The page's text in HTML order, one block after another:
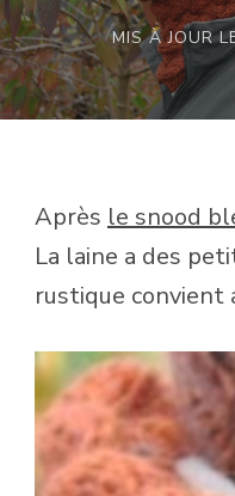
MIS À JOUR
Après le snood
La laine a des
rustique convient